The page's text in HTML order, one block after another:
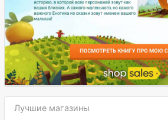
Лучшие магазины